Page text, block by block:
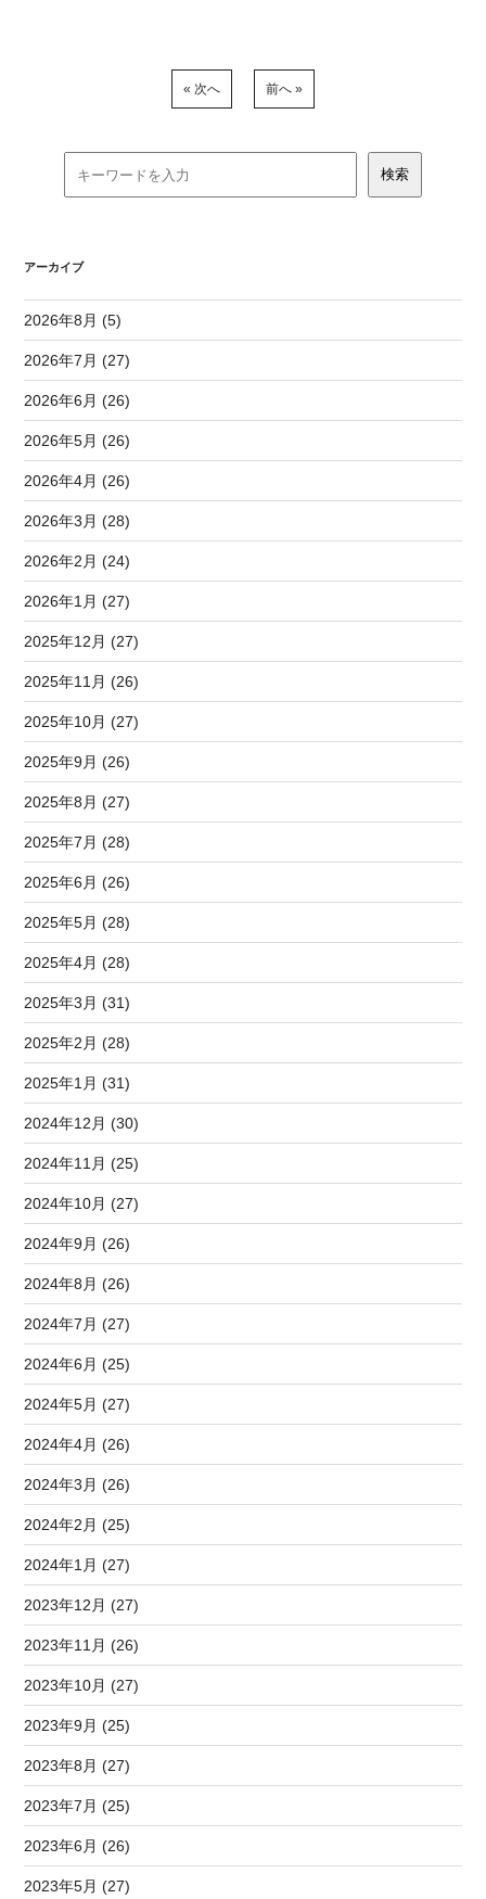
« 次へ 前へ »
アーカイブ
2026年8月 (5)
2026年7月 (27)
2026年6月 (26)
2026年5月 (26)
2026年4月 (26)
2026年3月 (28)
2026年2月 (24)
2026年1月 (27)
2025年12月 (27)
2025年11月 (26)
2025年10月 (27)
2025年9月 (26)
2025年8月 (27)
2025年7月 (28)
2025年6月 (26)
2025年5月 (28)
2025年4月 (28)
2025年3月 (31)
2025年2月 (28)
2025年1月 (31)
2024年12月 (30)
2024年11月 (25)
2024年10月 (27)
2024年9月 (26)
2024年8月 (26)
2024年7月 (27)
2024年6月 (25)
2024年5月 (27)
2024年4月 (26)
2024年3月 (26)
2024年2月 (25)
2024年1月 (27)
2023年12月 (27)
2023年11月 (26)
2023年10月 (27)
2023年9月 (25)
2023年8月 (27)
2023年7月 (25)
2023年6月 (26)
2023年5月 (27)